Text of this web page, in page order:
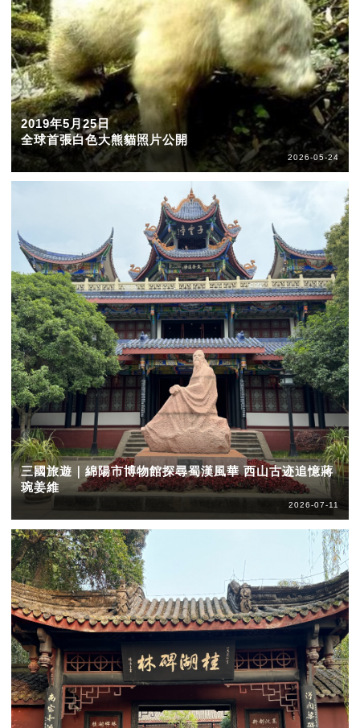
2019年5月25日
全球首張白色大熊貓照片公開
2026-05-24
三國旅遊｜綿陽市博物館探尋蜀漢風華 西山古迹追憶蔣
琬姜維
2026-07-11